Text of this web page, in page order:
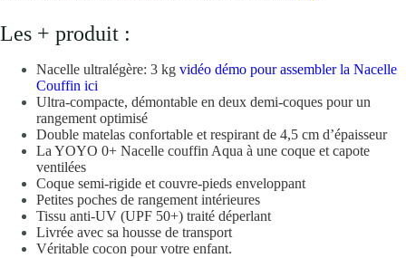
Les + produit :
Nacelle ultralégère: 3 kg vidéo démo pour assembler la Nacelle
Couffin ici
Ultra-compacte, démontable en deux demi-coques pour un
rangement optimisé
Double matelas confortable et respirant de 4,5 cm d’épaisseur
La YOYO 0+ Nacelle couffin Aqua à une coque et capote
ventilées
Coque semi-rigide et couvre-pieds enveloppant
Petites poches de rangement intérieures
Tissu anti-UV (UPF 50+) traité déperlant
Livrée avec sa housse de transport
Véritable cocon pour votre enfant.